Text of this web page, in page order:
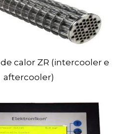
de calor ZR (intercooler e
aftercooler)